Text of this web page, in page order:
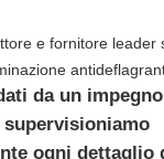
e fornitore leader
da un
supervisioniamo
ogni dettaglio